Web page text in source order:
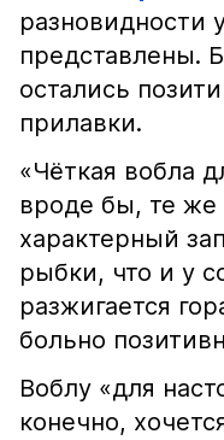
разновидности
представлены.
остались
прилавки.
«Чёткая вобла
вроде бы, те же
характерный
рыбки, что и у
разжигается
больно
Воблу «для
конечно,